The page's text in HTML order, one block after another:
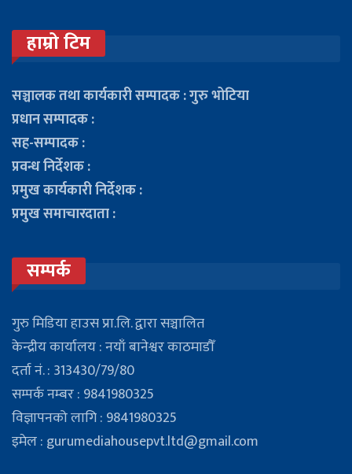
हाम्रो टिम
सञ्चालक तथा कार्यकारी सम्पादक : गुरु भोटिया
प्रधान सम्पादक :
सह-सम्पादक :
प्रवन्ध निर्देशक :
प्रमुख कार्यकारी निर्देशक :
प्रमुख समाचारदाता :
सम्पर्क
गुरु मिडिया हाउस प्रा.लि. द्वारा सञ्चालित
केन्द्रीय कार्यालय : नयाँ बानेश्वर काठमाडौँ
दर्ता नं. : 313430/79/80
सम्पर्क नम्बर : 9841980325
विज्ञापनको लागि : 9841980325
इमेल : gurumediahousepvt.ltd@gmail.com